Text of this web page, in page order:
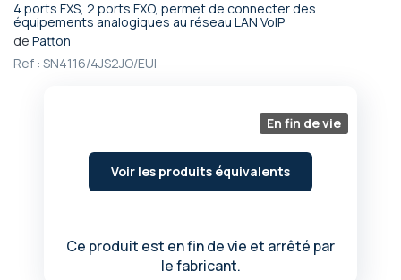
4 ports FXS, 2 ports FXO, permet de connecter des
équipements analogiques au réseau LAN VoIP
de Patton
Ref : SN4116/4JS2JO/EUI
En fin de vie
Voir les produits équivalents
Ce produit est en fin de vie et arrêté par
le fabricant.
Passer
au
de